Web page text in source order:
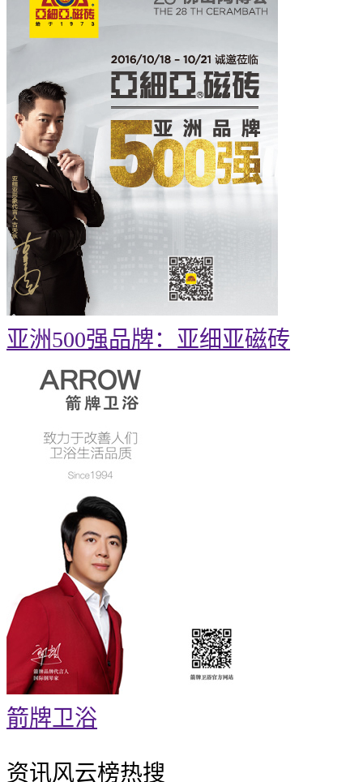
亚洲500强品牌：亚细亚磁砖
箭牌卫浴
资讯风云榜热搜